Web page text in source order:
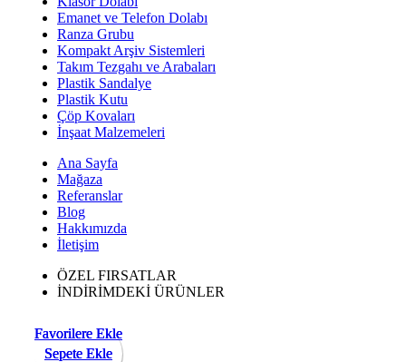
Emanet ve Telefon Dolabı
Ranza Grubu
Kompakt Arşiv Sistemleri
Takım Tezgahı ve Arabaları
Plastik Sandalye
Plastik Kutu
Çöp Kovaları
İnşaat Malzemeleri
Ana Sayfa
Mağaza
Referanslar
Blog
Hakkımızda
İletişim
ÖZEL FIRSATLAR
İNDİRİMDEKİ ÜRÜNLER
Favorilere Ekle
Sepete Ekle
Favorilere Ekle
Sepete Ekle
Favorilere Ekle
Sepete Ekle